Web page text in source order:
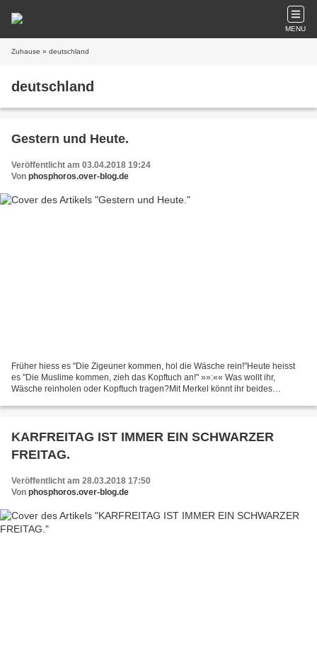
MENU
Zuhause » deutschland
deutschland
Gestern und Heute.
Veröffentlicht am 03.04.2018 19:24
Von phosphoros.over-blog.de
Früher hiess es "Die Zigeuner kommen, hol die Wäsche rein!"Heute heisst
es "Die Muslime kommen, zieh das Kopftuch an!" »»:«« Was wollt ihr,
Wäsche reinholen oder Kopftuch tragen?Mit Merkel könnt ihr beides
KARFREITAG IST IMMER EIN SCHWARZER
FREITAG.
Veröffentlicht am 28.03.2018 17:50
Von phosphoros.over-blog.de